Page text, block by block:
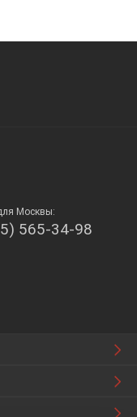
Москвы:
565-34-98